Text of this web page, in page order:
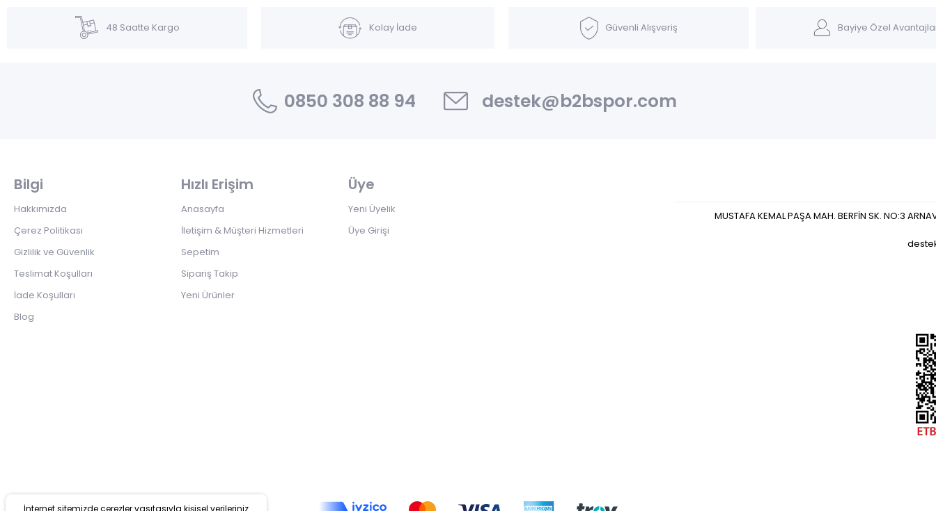
48 Saatte Kargo Kolay İade Güvenli Alışveriş Bayiye Özel
0850 308 88 94 destek@b2bspor.com
Bilgi
Hakkımızda
Çerez Politikası
Gizlilik ve Güvenlik
Teslimat Koşulları
İade Koşulları
Blog
Hızlı Erişim
Anasayfa
İletişim & Müşteri Hizmetleri
Sepetim
Sipariş Takip
Yeni Ürünler
Üye
Yeni Üyelik
Üye Girişi
MUSTAFA KEMAL PAŞA MAH. BERFİN SK. NO:3
İnternet sitemizde çerezler vasıtasıyla kişisel verileriniz